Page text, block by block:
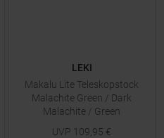
LEKI
Makalu Lite Teleskopstock
Malachite Green / Dark
Malachite / Green
UVP 109,95 €